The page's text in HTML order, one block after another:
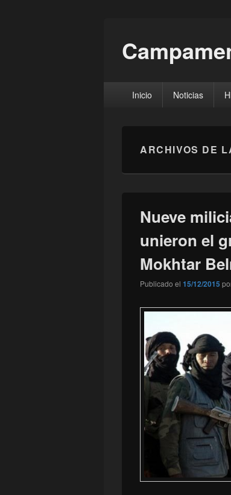
principalInicio Noticias
ARCHIVOS DE
Nueve
unieron el
Mokhtar
Publicado el 15/12/2015